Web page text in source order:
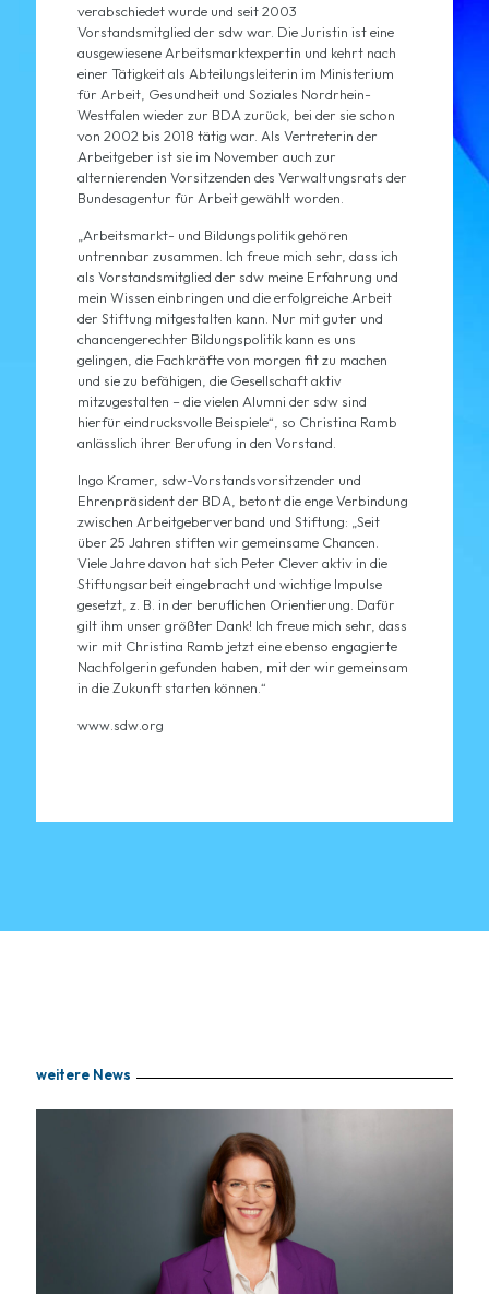
verabschiedet wurde und seit 2003
Vorstandsmitglied der sdw war. Die Juristin ist eine
ausgewiesene Arbeitsmarktexpertin und kehrt nach
einer Tätigkeit als Abteilungsleiterin im Ministerium
für Arbeit, Gesundheit und Soziales Nordrhein-
Westfalen wieder zur BDA zurück, bei der sie schon
von 2002 bis 2018 tätig war. Als Vertreterin der
Arbeitgeber ist sie im November auch zur
alternierenden Vorsitzenden des Verwaltungsrats der
Bundesagentur für Arbeit gewählt worden.
„Arbeitsmarkt- und Bildungspolitik gehören
untrennbar zusammen. Ich freue mich sehr, dass ich
als Vorstandsmitglied der sdw meine Erfahrung und
mein Wissen einbringen und die erfolgreiche Arbeit
der Stiftung mitgestalten kann. Nur mit guter und
chancengerechter Bildungspolitik kann es uns
gelingen, die Fachkräfte von morgen fit zu machen
und sie zu befähigen, die Gesellschaft aktiv
mitzugestalten – die vielen Alumni der sdw sind
hierfür eindrucksvolle Beispiele“, so Christina Ramb
anlässlich ihrer Berufung in den Vorstand.
Ingo Kramer, sdw-Vorstandsvorsitzender und
Ehrenpräsident der BDA, betont die enge Verbindung
zwischen Arbeitgeberverband und Stiftung: „Seit
über 25 Jahren stiften wir gemeinsame Chancen.
Viele Jahre davon hat sich Peter Clever aktiv in die
Stiftungsarbeit eingebracht und wichtige Impulse
gesetzt, z. B. in der beruflichen Orientierung. Dafür
gilt ihm unser größter Dank! Ich freue mich sehr, dass
wir mit Christina Ramb jetzt eine ebenso engagierte
Nachfolgerin gefunden haben, mit der wir gemeinsam
in die Zukunft starten können.“
www.sdw.org
weitere News